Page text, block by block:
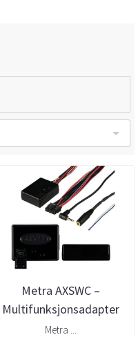
Metra AXSWC –
Multifunksjonsadapter
(universalt, automatisk)
Metra ...